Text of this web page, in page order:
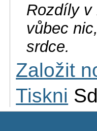
Rozdíly v
vůbec
srdce.
Založit
Tiskni